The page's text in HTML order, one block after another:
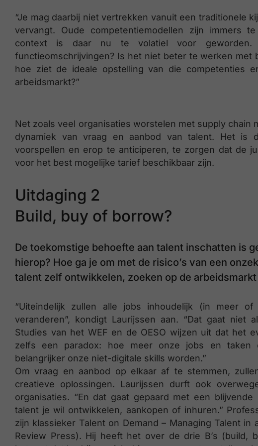
“Je mag daarbij niet vertrekken vanuit een traditionele
vervangt. Oude competentiemodellen zijn immers
context is daar nu te volatiel voor
functieomschrijvingen? Is het niet beter te werken met
hoe ziet de ideale opstelling van die competenties
arbeidsmarkt?”
Net zoals veel organisaties worstelen met supply chain
dynamiek van vraag en aanbod van talent. Het is
voorspellen en erop te anticiperen, te zorgen dat de
voor het best mogelijke tarief beschikbaar zijn.
Uitdaging 2
Build, buy of borrow?
De toekomstige behoefte aan talent inschatten is
hierop? Hoe ga je om met de risico’s van een
talent zelf ontwikkelen, zoeken op de
“Uiteindelijk zullen alle jobs inhoudelijk (in meer
veranderen”, kondigt Laurijssen aan. “Dat gaat niet
Studies van het WEF en de OESO wijzen uit dat het
zelfs een paradox: hoe meer onze jobs en taken
belangrijker onze niet-digitale skills worden.”
Om vraag en aanbod op elkaar af te stemmen,
creatieve oplossingen. Laurijssen durft ook
organisaties. “En dat gaat gepaard met een
talent je wil ontwikkelen, aankopen of inhuren.”
zijn klassieker Talent on Demand – Managing Talent
Review Press). Hij heeft het over de drie B’s (build,